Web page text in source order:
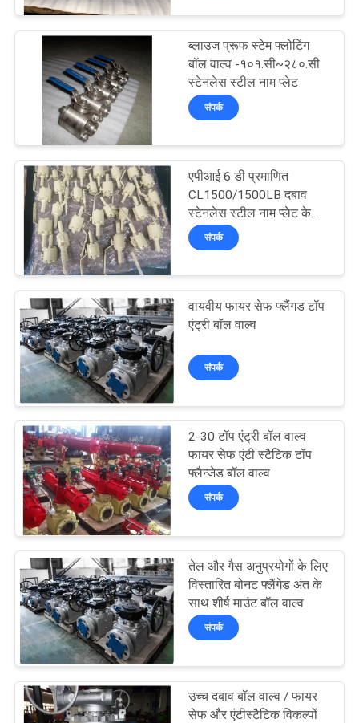
गुणवत्ता
नियंत्रण
संपर्क
करें
समाचार
उद्धरण
मांगें
साइटमैप
PRIVACY
POLICY
ट्रूनियन बॉल वाल्व
37
फ्लोटिंग बॉल वाल्व
शीर्ष प्रवेश गेंद वाल्व
23
डबल ब्लॉक और ब्लड
वाल्व
16
ब्लाउज प्रूफ स्टेम फ्लोटिंग
बॉल वाल्व -१०१.सी~२८०.सी
स्टेनलेस स्टील नाम प्लेट
संपर्क
एपीआई 6 डी प्रमाणित
CL1500/1500LB दबाव
स्टेनलेस स्टील नाम प्लेट के
साथ फ्लोटिंग प्रकार की गेंद
वाल्व
संपर्क
वायवीय फायर सेफ फ्लैंगड टॉप
एंट्री बॉल वाल्व
संपर्क
2-30 टॉप एंट्री बॉल वाल्व
फायर सेफ एंटी स्टैटिक टॉप
फ्लैन्जेड बॉल वाल्व
संपर्क
तेल और गैस अनुप्रयोगों के लिए
विस्तारित बोनट फ्लैंगेड अंत के
साथ शीर्ष माउंट बॉल वाल्व
संपर्क
उच्च दबाव बॉल वाल्व / फायर
सेफ और एंटीस्टैटिक विकल्पों